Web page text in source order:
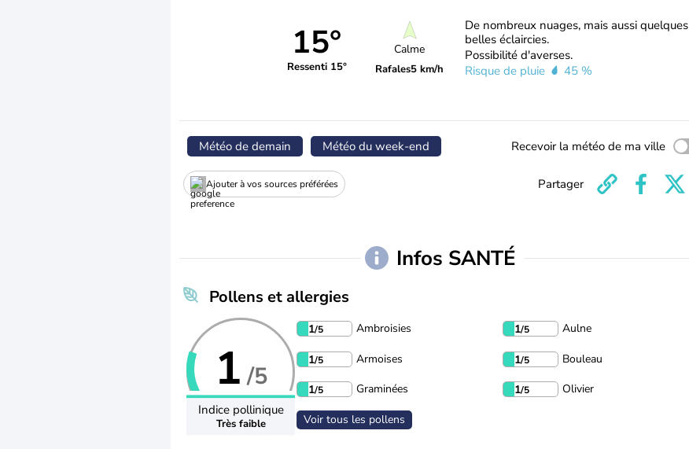
15°
Ressenti 15°
Calme
Rafales5 km/h
De nombreux nuages, mais aussi quelques
belles éclaircies.
Possibilité d'averses.
Risque de pluie
45 %
Météo de demain Météo du week-end Recevoir la météo de ma ville
Ajouter à vos sources préférées Partager
Infos SANTÉ
Pollens et allergies
1 /5
Indice pollinique
Très faible
1/5 Ambroisies 1/5 Aulne
1/5 Armoises 1/5 Bouleau
1/5 Graminées 1/5 Olivier
Voir tous les pollens